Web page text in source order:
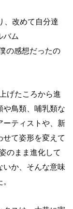
、改めて自分達
バム
の感想だったの
げたころから進
や鳥類、哺乳類な
ーティストや、新
せて姿形を変えて
のまま進化して
いか、そんな意味